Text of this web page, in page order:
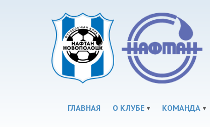
ГЛАВНАЯ О КЛУБЕ КОМАНДА